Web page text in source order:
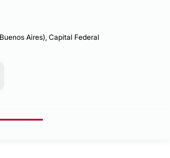
Aires), Capital Federal